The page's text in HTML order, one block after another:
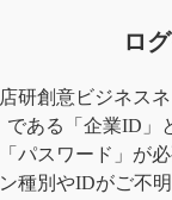
ロ
店研創意ビジネス
である「企業ID」
「パスワード」が
ン種別やIDがご不